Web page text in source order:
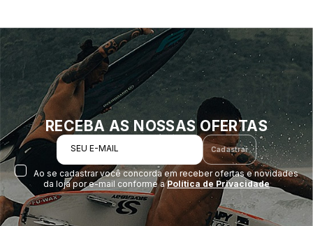
práticas e cheias de personalidade.
Vista a liberdade, a autenticidade e a atitude que só a
FreeSurf
traz em cada detalhe.
RECEBA AS NOSSAS OFERTAS
SEU E-MAIL Cadastrar
Ao se cadastrar você concorda em receber ofertas e novidades
da loja por e-mail conforme aPolítica de Privacidade